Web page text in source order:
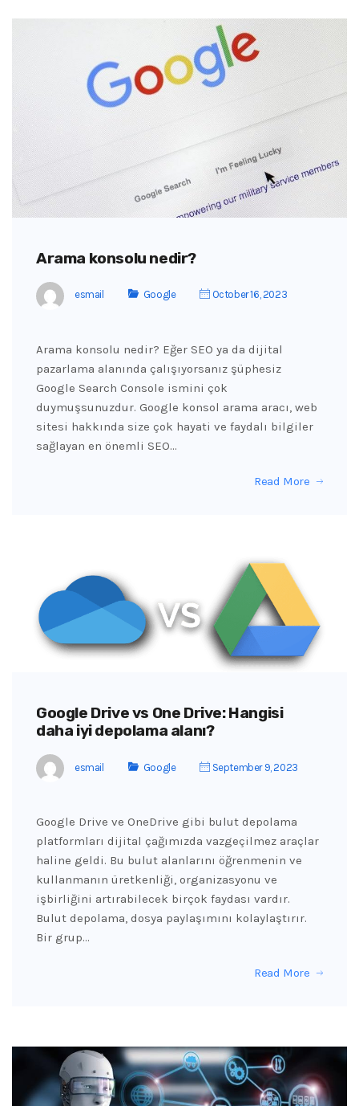
Arama konsolu nedir?
esmail Google October 16, 2023
Arama konsolu nedir? Eğer SEO ya da dijital
pazarlama alanında çalışıyorsanız şüphesiz
Google Search Console ismini çok
duymuşsunuzdur. Google konsol arama aracı, web
sitesi hakkında size çok hayati ve faydalı bilgiler
sağlayan en önemli SEO…
Read More
Google Drive vs One Drive: Hangisi
daha iyi depolama alanı?
esmail Google September 9, 2023
Google Drive ve OneDrive gibi bulut depolama
platformları dijital çağımızda vazgeçilmez araçlar
haline geldi. Bu bulut alanlarını öğrenmenin ve
kullanmanın üretkenliği, organizasyonu ve
işbirliğini artırabilecek birçok faydası vardır.
Bulut depolama, dosya paylaşımını kolaylaştırır.
Bir grup…
Read More